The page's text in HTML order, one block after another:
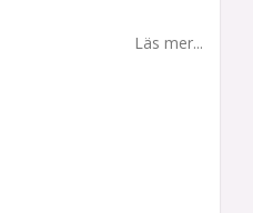
Läs mer...